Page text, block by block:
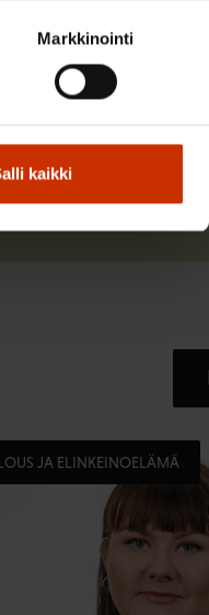
Markkinointi
kaikki
JA ELINKEINOELÄMÄ